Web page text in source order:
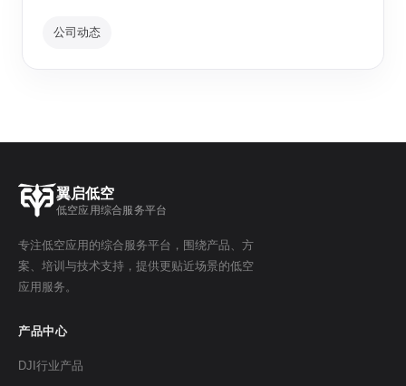
公司动态
翼启低空
低空应用综合服务平台
专注低空应用的综合服务平台，围绕产品、方
案、培训与技术支持，提供更贴近场景的低空
应用服务。
产品中心
DJI行业产品